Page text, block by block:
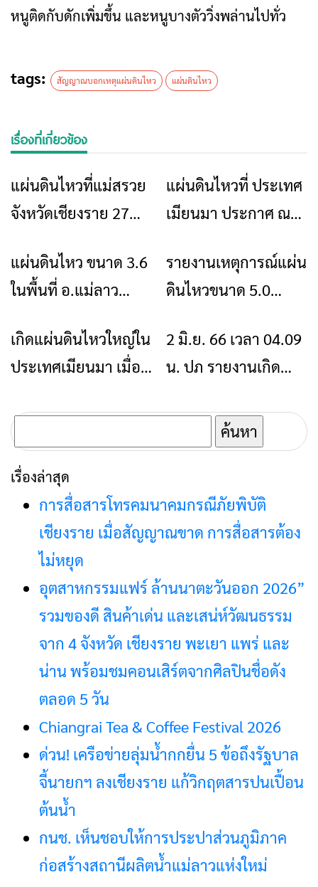
หนูติดกับดักเพิ่มขึ้น และหนูบางตัววิ่งพล่านไปทั่ว
tags: สัญญาณบอกเหตุแผ่นดินไหว แผ่นดินไหว
เรื่องที่เกี่ยวข้อง
ข่าวเชียงราย
แผ่นดินไหวที่แม่สรวย
จังหวัดเชียงราย 27
ข่าวเชียงราย
แผ่นดินไหวที่ ประเทศ
เมียนมา ประกาศ ณ
พฤศจิกายน พ.ศ.2566
เวลา 08:45 น.
ข่าวเชียงราย
แผ่นดินไหว ขนาด 3.6
ในพื้นที่ อ.แม่ลาว
รู้ถึงแรงสั่นสะเทือนได้
ข่าวเชียงราย
รายงานเหตุการณ์แผ่น
ดินไหวขนาด 5.0
สาธารณรัฐแห่ง
สหภาพเมียนมา
ข่าวเชียงราย
เกิดแผ่นดินไหวใหญ่ใน
ประเทศเมียนมา เมื่อ
ก.ค.65
ข่าวเชียงราย
2 มิ.ย. 66 เวลา 04.09
น. ปภ รายงานเกิด
ความลึก 4 กม.
ค้นหา
สำหรับ:
เรื่องล่าสุด
การสื่อสารโทรคมนาคมกรณีภัยพิบัติ
เชียงราย เมื่อสัญญาณขาด การสื่อสารต้อง
ไม่หยุด
อุตสาหกรรมแฟร์ ล้านนาตะวันออก 2026”
รวมของดี สินค้าเด่น และเสน่ห์วัฒนธรรม
จาก 4 จังหวัด เชียงราย พะเยา แพร่ และ
น่าน พร้อมชมคอนเสิร์ตจากศิลปินชื่อดัง
ตลอด 5 วัน
Chiangrai Tea & Coffee Festival 2026
ด่วน! เครือข่ายลุ่มน้ำกกยื่น 5 ข้อถึงรัฐบาล
จี้นายกฯ ลงเชียงราย แก้วิกฤตสารปนเปื้อน
ต้นน้ำ
กนช. เห็นชอบให้การประปาส่วนภูมิภาค
ก่อสร้างสถานีผลิตน้ำแม่ลาวแห่งใหม่